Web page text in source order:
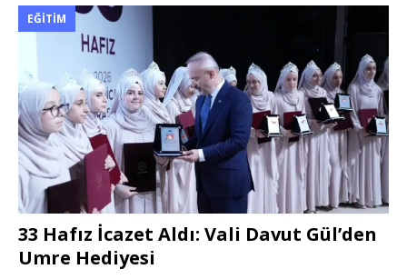
EĞITIM
33 Hafız İcazet Aldı: Vali Davut Gül’den
Umre Hediyesi